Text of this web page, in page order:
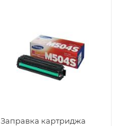
Заправка картриджа